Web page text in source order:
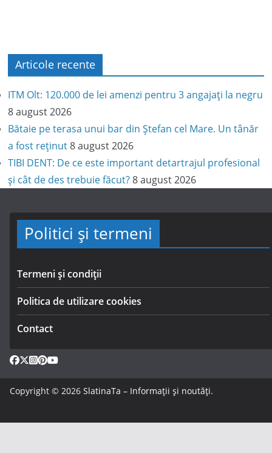
Articole recente
ITM Olt: 120.000 de lei amenzi pentru 3 angajați la negru
8 august 2026
Bătaie pe terasa unui bar din Ștefan cel Mare. Un tânăr
a fost reținut 8 august 2026
TIBI DENT: De ce este important detartrajul profesional
și cât de des trebuie făcut? 8 august 2026
Politici și termeni
Termeni și condiții
Politica de utilizare cookies
Contact
Copyright © 2026 SlatinaTa – Informații și noutăți.